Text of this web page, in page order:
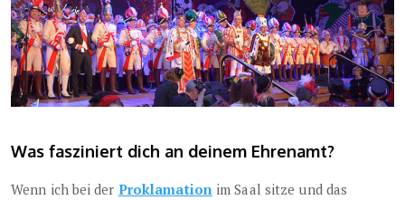
Was fasziniert dich an deinem Ehrenamt?
Wenn ich bei der Proklamationim Saal sitze und das